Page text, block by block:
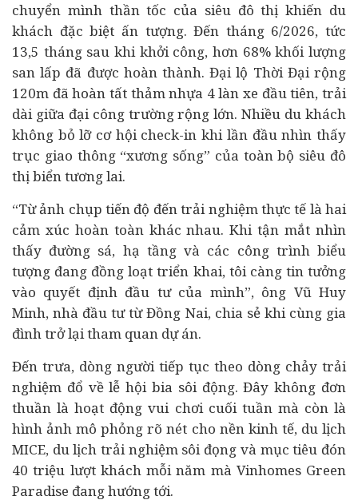
chuyển mình thần tốc của siêu đô thị khiến du
khách đặc biệt ấn tượng. Đến tháng 6/2026, tức
13,5 tháng sau khi khởi công, hơn 68% khối lượng
san lấp đã được hoàn thành. Đại lộ Thời Đại rộng
120m đã hoàn tất thảm nhựa 4 làn xe đầu tiên, trải
dài giữa đại công trường rộng lớn. Nhiều du khách
không bỏ lỡ cơ hội check-in khi lần đầu nhìn thấy
trục giao thông “xương sống” của toàn bộ siêu đô
thị biển tương lai.
“Từ ảnh chụp tiến độ đến trải nghiệm thực tế là hai
cảm xúc hoàn toàn khác nhau. Khi tận mắt nhìn
thấy đường sá, hạ tầng và các công trình biểu
tượng đang đồng loạt triển khai, tôi càng tin tưởng
vào quyết định đầu tư của mình”, ông Vũ Huy
Minh, nhà đầu tư từ Đồng Nai, chia sẻ khi cùng gia
đình trở lại tham quan dự án.
Đến trưa, dòng người tiếp tục theo dòng chảy trải
nghiệm đổ về lễ hội bia sôi động. Đây không đơn
thuần là hoạt động vui chơi cuối tuần mà còn là
hình ảnh mô phỏng rõ nét cho nền kinh tế, du lịch
MICE, du lịch trải nghiệm sôi đọng và mục tiêu đón
40 triệu lượt khách mỗi năm mà Vinhomes Green
Paradise đang hướng tới.